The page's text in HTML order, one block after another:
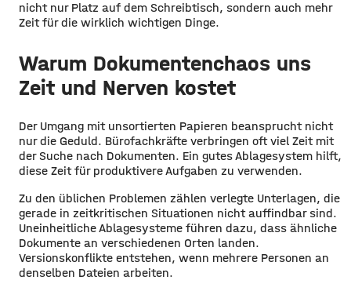
nicht nur Platz auf dem Schreibtisch, sondern auch mehr
Zeit für die wirklich wichtigen Dinge.
Warum Dokumentenchaos uns
Zeit und Nerven kostet
Der Umgang mit unsortierten Papieren beansprucht nicht
nur die Geduld. Bürofachkräfte verbringen oft viel Zeit mit
der Suche nach Dokumenten. Ein gutes Ablagesystem hilft,
diese Zeit für produktivere Aufgaben zu verwenden.
Zu den üblichen Problemen zählen verlegte Unterlagen, die
gerade in zeitkritischen Situationen nicht auffindbar sind.
Uneinheitliche Ablagesysteme führen dazu, dass ähnliche
Dokumente an verschiedenen Orten landen.
Versionskonflikte entstehen, wenn mehrere Personen an
denselben Dateien arbeiten.